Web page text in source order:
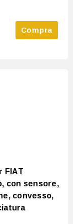
Compra
FIAT
con sensore,
convesso,